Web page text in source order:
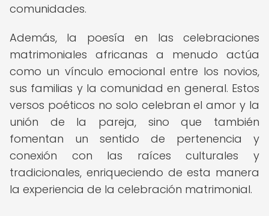
comunidades.
Además, la poesía en las celebraciones
matrimoniales africanas a menudo actúa
como un vínculo emocional entre los novios,
sus familias y la comunidad en general. Estos
versos poéticos no solo celebran el amor y la
unión de la pareja, sino que también
fomentan un sentido de pertenencia y
conexión con las raíces culturales y
tradicionales, enriqueciendo de esta manera
la experiencia de la celebración matrimonial.